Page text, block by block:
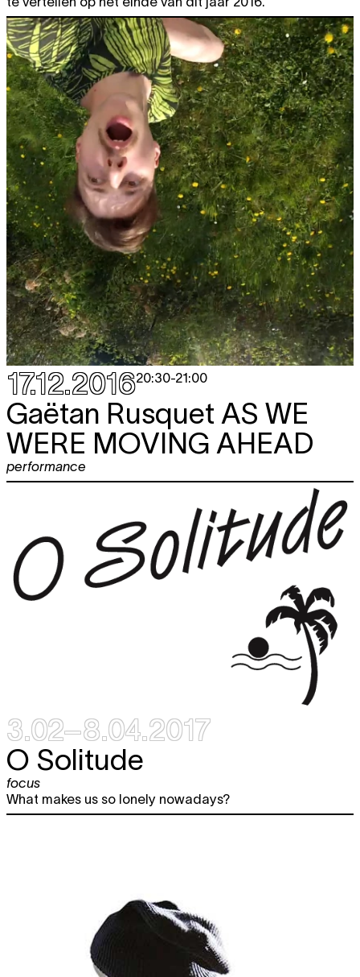
17.12.201620:30-21:00
Gaëtan Rusquet AS WE
WERE MOVING AHEAD
performance
3.02–8.04.2017
O Solitude
focus
What makes us so lonely nowadays?